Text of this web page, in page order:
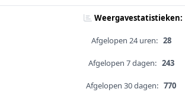
Weergavestatistieken:
Afgelopen 24 uren: 28
Afgelopen 7 dagen: 243
Afgelopen 30 dagen: 770